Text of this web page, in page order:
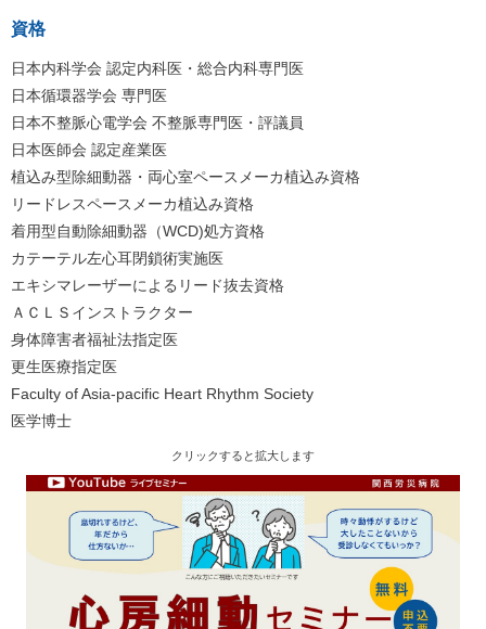
資格
日本内科学会 認定内科医・総合内科専門医
日本循環器学会 専門医
日本不整脈心電学会 不整脈専門医・評議員
日本医師会 認定産業医
植込み型除細動器・両心室ペースメーカ植込み資格
リードレスペースメーカ植込み資格
着用型自動除細動器（WCD)処方資格
カテーテル左心耳閉鎖術実施医
エキシマレーザーによるリード抜去資格
ＡＣＬＳインストラクター
身体障害者福祉法指定医
更生医療指定医
Faculty of Asia-pacific Heart Rhythm Society
医学博士
クリックすると拡大します